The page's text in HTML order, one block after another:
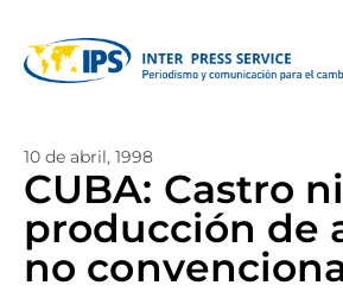
10 de abril, 1998
CUBA: Castro
producción de
no